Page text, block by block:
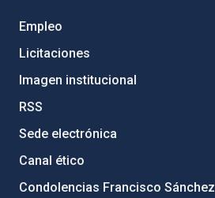
Empleo
Licitaciones
Imagen institucional
RSS
Sede electrónica
Canal ético
Condolencias Francisco Sánchez